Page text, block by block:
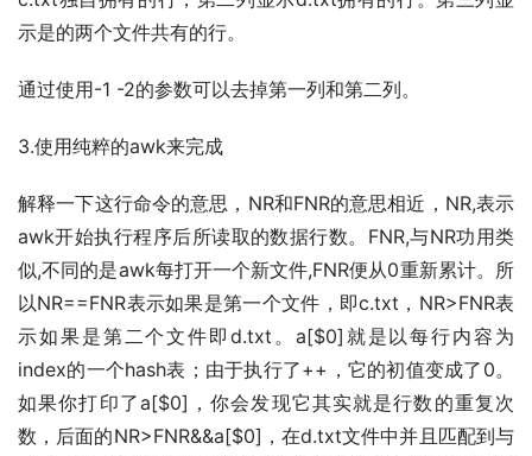
示是的两个文件共有的行。
通过使用-1 -2的参数可以去掉第一列和第二列。
3.使用纯粹的awk来完成
解释一下这行命令的意思，NR和FNR的意思相近，NR,表示
awk开始执行程序后所读取的数据行数。FNR,与NR功用类
似,不同的是awk每打开一个新文件,FNR便从0重新累计。所
以NR==FNR表示如果是第一个文件，即c.txt，NR>FNR表
示如果是第二个文件即d.txt。a[$0]就是以每行内容为
index的一个hash表；由于执行了++，它的初值变成了0。
如果你打印了a[$0]，你会发现它其实就是行数的重复次
数，后面的NR>FNR&&a[$0]，在d.txt文件中并且匹配到与